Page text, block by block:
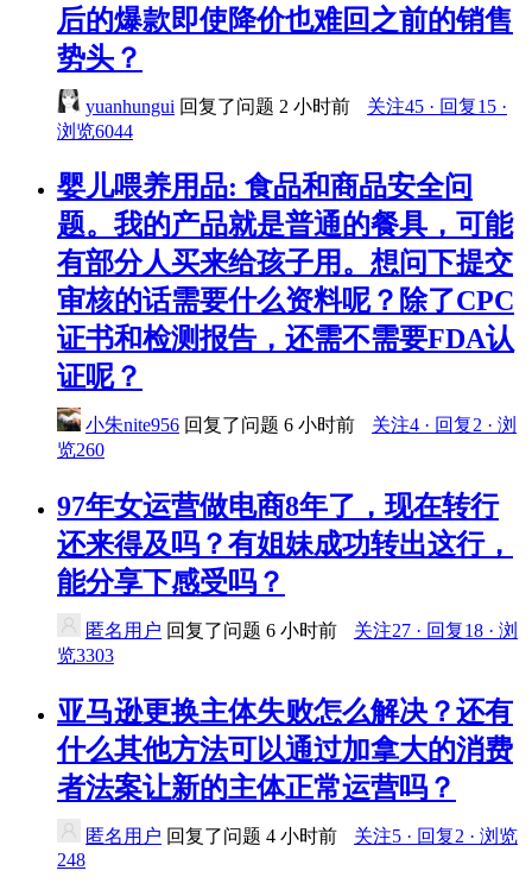
后的爆款即使降价也难回之前的销售
势头？
yuanhungui 回复了问题 2 小时前
关注45 · 回复15 ·
浏览6044
婴儿喂养用品: 食品和商品安全问
题。我的产品就是普通的餐具，可能
有部分人买来给孩子用。想问下提交
审核的话需要什么资料呢？除了CPC
证书和检测报告，还需不需要FDA认
证呢？
小朱nite956 回复了问题 6 小时前
关注4 · 回复2 · 浏
览260
97年女运营做电商8年了，现在转行
还来得及吗？有姐妹成功转出这行，
能分享下感受吗？
匿名用户 回复了问题 6 小时前
关注27 · 回复18 · 浏
览3303
亚马逊更换主体失败怎么解决？还有
什么其他方法可以通过加拿大的消费
者法案让新的主体正常运营吗？
匿名用户 回复了问题 4 小时前
关注5 · 回复2 · 浏览
248